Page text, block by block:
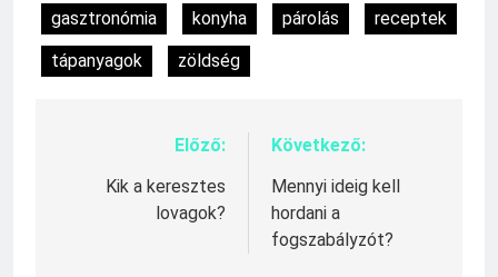
gasztronómia
konyha párolás
receptek
tápanyagok
zöldség
Bejegyzés
navigáció
Előző:
Kik a keresztes
lovagok?
Következő:
Mennyi ideig kell
hordani a
fogszabályzót?